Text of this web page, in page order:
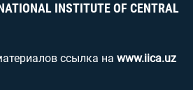
INSTITUTE OF CENTRAL
ссылка на www.iica.uz